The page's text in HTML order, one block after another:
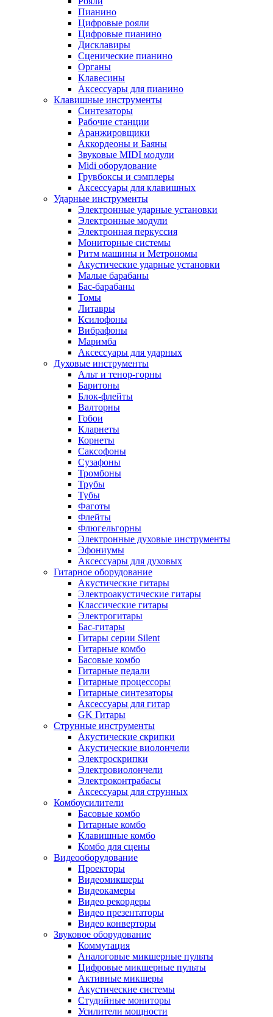
Пианино
Цифровые рояли
Цифровые пианино
Дисклавиры
Сценические пианино
Органы
Клавесины
Аксессуары для пианино
Клавишные инструменты
Синтезаторы
Рабочие станции
Аранжировщики
Аккордеоны и Баяны
Звуковые MIDI модули
Midi оборудование
Грувбоксы и сэмплеры
Аксессуары для клавишных
Ударные инструменты
Электронные ударные установки
Электронные модули
Электронная перкуссия
Мониторные системы
Ритм машины и Метрономы
Акустические ударные установки
Малые барабаны
Бас-барабаны
Томы
Литавры
Ксилофоны
Вибрафоны
Маримба
Аксессуары для ударных
Духовые инструменты
Альт и тенор-горны
Баритоны
Блок-флейты
Валторны
Гобои
Кларнеты
Корнеты
Саксофоны
Сузафоны
Тромбоны
Трубы
Тубы
Фаготы
Флейты
Флюгельгорны
Электронные духовые инструменты
Эфониумы
Аксессуары для духовых
Гитарное оборудование
Акустические гитары
Электроакустические гитары
Классические гитары
Электрогитары
Бас-гитары
Гитары серии Silent
Гитарные комбо
Басовые комбо
Гитарные педали
Гитарные процессоры
Гитарные синтезаторы
Аксессуары для гитар
GK Гитары
Струнные инструменты
Акустические скрипки
Акустические виолончели
Электроскрипки
Электровиолончели
Электроконтрабасы
Аксессуары для струнных
Комбоусилители
Басовые комбо
Гитарные комбо
Клавишные комбо
Комбо для сцены
Видеооборудование
Проекторы
Видеомикшеры
Видеокамеры
Видео рекордеры
Видео презентаторы
Видео конверторы
Звуковое оборудование
Коммутация
Аналоговые микшерные пульты
Цифровые микшерные пульты
Активные микшеры
Акустические системы
Студийные мониторы
Усилители мощности